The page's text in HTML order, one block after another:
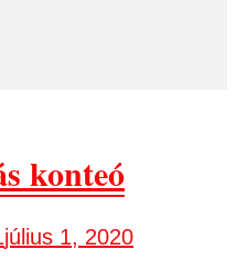
konteó
július 1, 2020